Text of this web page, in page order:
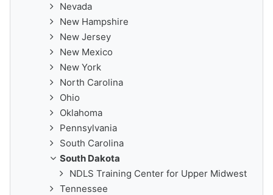
Nevada
New Hampshire
New Jersey
New Mexico
New York
North Carolina
Ohio
Oklahoma
Pennsylvania
South Carolina
South Dakota
NDLS Training Center for Upper Midwest
Tennessee